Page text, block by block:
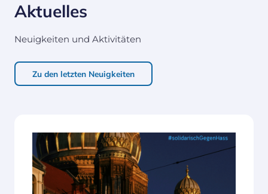
Aktuelles
Neuigkeiten und Aktivitäten
Zu den letzten Neuigkeiten